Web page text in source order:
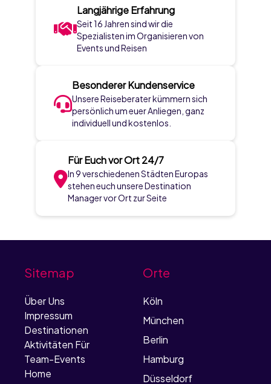
Langjährige Erfahrung
Seit 16 Jahren sind wir die
Spezialisten im Organisieren von
Events und Reisen
Besonderer Kundenservice
Unsere Reiseberater kümmern sich
persönlich um euer Anliegen, ganz
individuell und kostenlos.
Für Euch vor Ort 24/7
In 9 verschiedenen Städten Europas
stehen euch unsere Destination
Manager vor Ort zur Seite
Sitemap
Über Uns
Impressum
Destinationen
Aktivitäten Für
Team-Events
Home
Orte
Köln
München
Berlin
Hamburg
Düsseldorf